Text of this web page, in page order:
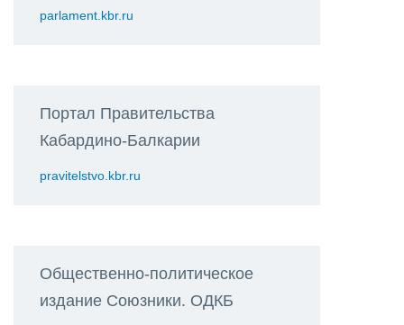
parlament.kbr.ru
Портал Правительства
Кабардино-Балкарии
pravitelstvo.kbr.ru
Общественно-политическое
издание Союзники. ОДКБ